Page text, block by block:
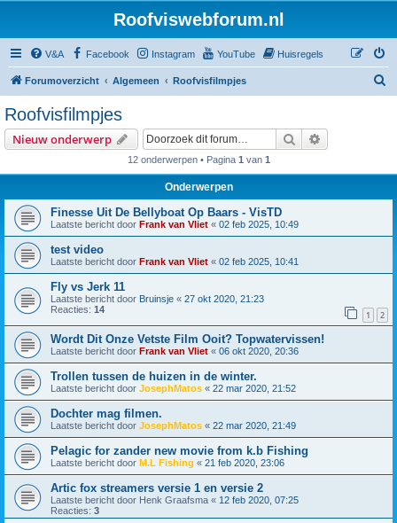
Roofviswebforum.nl
V&A Facebook Instagram YouTube Huisregels
Forumoverzicht Algemeen Roofvisfilmpjes
Roofvisfilmpjes
Nieuw onderwerp Zoek
12 onderwerpen • Pagina 1 van 1
Onderwerpen
Finesse Uit De Bellyboat Op Baars - VisTD
Laatste bericht door Frank van Vliet « 02 feb 2025, 10:49
test video
Laatste bericht door Frank van Vliet « 02 feb 2025, 10:41
Fly vs Jerk 11
Laatste bericht door Bruinsje « 27 okt 2020, 21:23
Reacties: 14 1 2
Wordt Dit Onze Vetste Film Ooit? Topwatervissen!
Laatste bericht door Frank van Vliet « 06 okt 2020, 20:36
Trollen tussen de huizen in de winter.
Laatste bericht door JosephMatos « 22 mar 2020, 21:52
Dochter mag filmen.
Laatste bericht door JosephMatos « 22 mar 2020, 21:49
Pelagic for zander new movie from k.b Fishing
Laatste bericht door M.L Fishing « 21 feb 2020, 23:06
Artic fox streamers versie 1 en versie 2
Laatste bericht door Henk Graafsma « 12 feb 2020, 07:25
Reacties: 3